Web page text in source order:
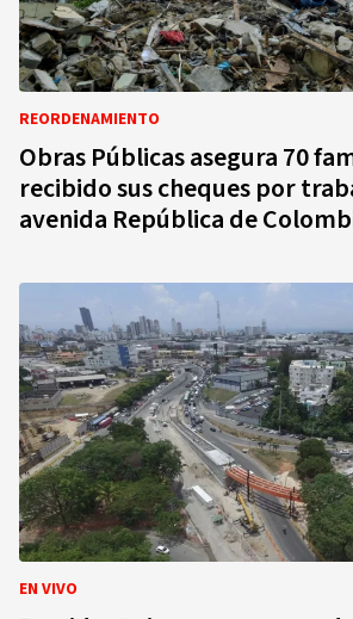
REORDENAMIENTO
Obras Públicas asegura 70
recibido sus cheques por
avenida República de
EN VIVO